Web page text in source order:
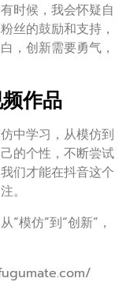
时候，我会怀疑自
丝的鼓励和支持，
，创新需要勇气，
作品
中学习，从模仿到
的个性，不断尝试
们才能在抖音这个
。
“模仿”到“创新”，